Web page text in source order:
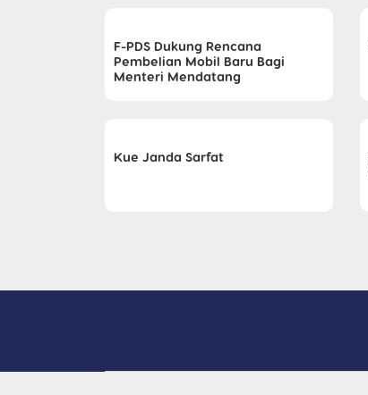
F-PDS Dukung Rencana
Pembelian Mobil Baru Bagi
Menteri Mendatang
Kue Janda Sarfat